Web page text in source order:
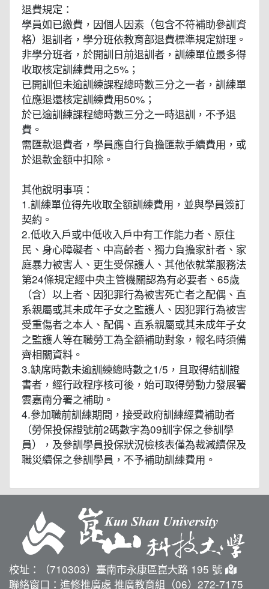
退費規定：
學員如已繳費，因個人因素（包含不符補助參訓資
格）退訓者，學分班依教育部退費標準規定辦理。
非學分班者，於開訓日前退訓者，訓練單位最多得
收取核定訓練費用之5%；
已開訓但未逾訓練課程總時數三分之一者，訓練單
位應退還核定訓練費用50%；
於已逾訓練課程總時數三分之一時退訓，不予退
費。
需匯款退費者，學員應自行負擔匯款手續費用，或
於退款金額中扣除。
其他說明事項：
1.訓練單位得先收取全額訓練費用，並與學員簽訂
契約。
2.低收入戶或中低收入戶中有工作能力者、原住
民、身心障礙者、中高齡者、獨力負擔家計者、家
庭暴力被害人、更生受保護人、其他依就業服務法
第24條規定經中央主管機關認為有必要者、65歲
（含）以上者、因犯罪行為被害死亡者之配偶、直
系親屬或其未成年子女之監護人、因犯罪行為被害
受重傷者之本人、配偶、直系親屬或其未成年子女
之監護人等在職勞工為全額補助對象，報名時須備
齊相關資料。
3.缺席時數未逾訓練總時數之1/5，且取得結訓證
書者，經行政程序核可後，始可取得勞動力發展署
雲嘉南分署之補助。
4.參加職前訓練期間，接受政府訓練經費補助者
（勞保投保證號前2碼數字為09訓字保之參訓學
員），及參訓學員投保狀況檢核表僅為裁減續保及
職災續保之參訓學員，不予補助訓練費用。
校址：（710303）臺南市永康區崑大路 195 號
聯絡窗口：進修推廣處 推廣教育組（06）272-7175